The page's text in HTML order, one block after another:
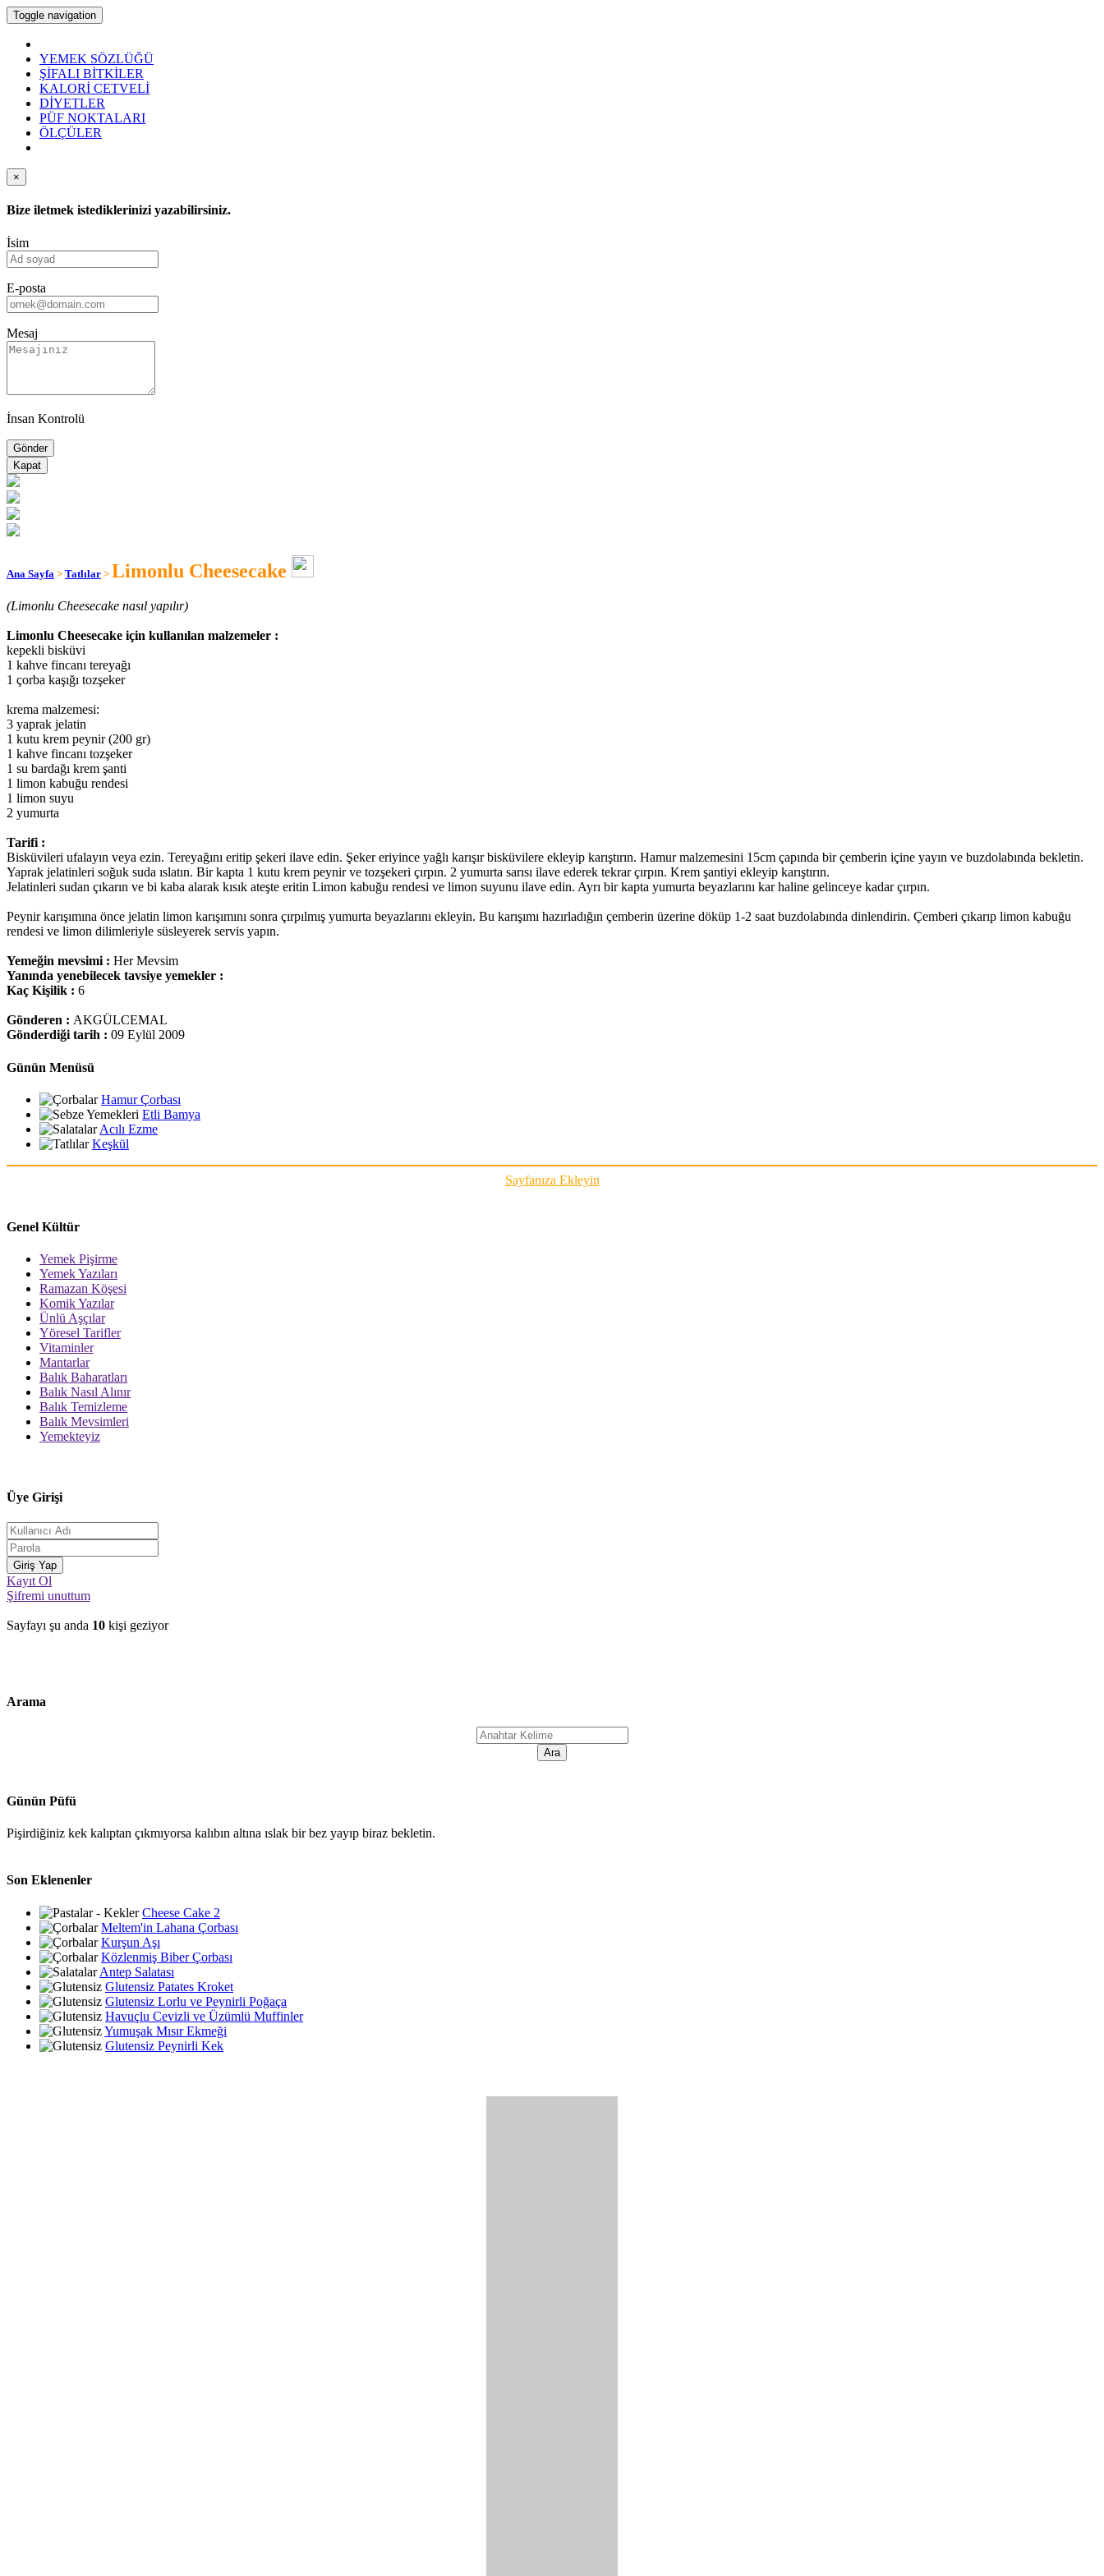
Toggle navigation
YEMEK SÖZLÜĞÜ
ŞİFALI BİTKİLER
KALORİ CETVELİ
DİYETLER
PÜF NOKTALARI
ÖLÇÜLER
×
Bize iletmek istediklerinizi yazabilirsiniz.
İsim
E-posta
Mesaj
İnsan Kontrolü
Kapat
Ana Sayfa > Tatlılar > Limonlu Cheesecake
(Limonlu Cheesecake nasıl yapılır)
Limonlu Cheesecake için kullanılan malzemeler :
kepekli bisküvi
1 kahve fincanı tereyağı
1 çorba kaşığı tozşeker
krema malzemesi:
3 yaprak jelatin
1 kutu krem peynir (200 gr)
1 kahve fincanı tozşeker
1 su bardağı krem şanti
1 limon kabuğu rendesi
1 limon suyu
2 yumurta
Tarifi :
Bisküvileri ufalayın veya ezin. Tereyağını eritip şekeri ilave edin. Şeker eriyince yağlı karışır bisküvilere ekleyip karıştırın. Hamur malzemesini 15cm çapında bir çemberin içine yayın ve buzdolabında bekletin.
Yaprak jelatinleri soğuk suda ıslatın. Bir kapta 1 kutu krem peynir ve tozşekeri çırpın. 2 yumurta sarısı ilave ederek tekrar çırpın. Krem şantiyi ekleyip karıştırın.
Jelatinleri sudan çıkarın ve bi kaba alarak kısık ateşte eritin Limon kabuğu rendesi ve limon suyunu ilave edin. Ayrı bir kapta yumurta beyazlarını kar haline gelinceye kadar çırpın.
Peynir karışımına önce jelatin limon karışımını sonra çırpılmış yumurta beyazlarını ekleyin. Bu karışımı hazırladığın çemberin üzerine döküp 1-2 saat buzdolabında dinlendirin. Çemberi çıkarıp limon kabuğu
rendesi ve limon dilimleriyle süsleyerek servis yapın.
Yemeğin mevsimi : Her Mevsim
Yanında yenebilecek tavsiye yemekler :
Kaç Kişilik : 6
Gönderen : AKGÜLCEMAL
Gönderdiği tarih : 09 Eylül 2009
Günün Menüsü
Hamur Çorbası
Etli Bamya
Acılı Ezme
Keşkül
Sayfanıza Ekleyin
Genel Kültür
Yemek Pişirme
Yemek Yazıları
Ramazan Köşesi
Komik Yazılar
Ünlü Aşçılar
Yöresel Tarifler
Vitaminler
Mantarlar
Balık Baharatları
Balık Nasıl Alınır
Balık Temizleme
Balık Mevsimleri
Yemekteyiz
Üye Girişi
Kayıt Ol
Şifremi unuttum
Sayfayı şu anda 10 kişi geziyor
Arama
Günün Püfü
Pişirdiğiniz kek kalıptan çıkmıyorsa kalıbın altına ıslak bir bez yayıp biraz bekletin.
Son Eklenenler
Cheese Cake 2
Meltem'in Lahana Çorbası
Kurşun Aşı
Közlenmiş Biber Çorbası
Antep Salatası
Glutensiz Patates Kroket
Glutensiz Lorlu ve Peynirli Poğaça
Havuçlu Cevizli ve Üzümlü Muffinler
Yumuşak Mısır Ekmeği
Glutensiz Peynirli Kek